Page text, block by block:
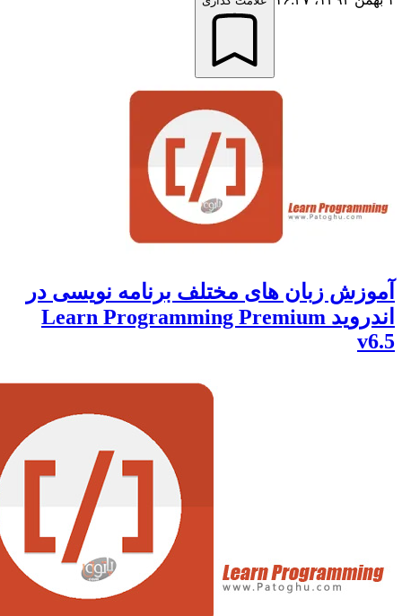
زبان های مختلف برنامه نویسی در
اندروید Learn Programming Premium